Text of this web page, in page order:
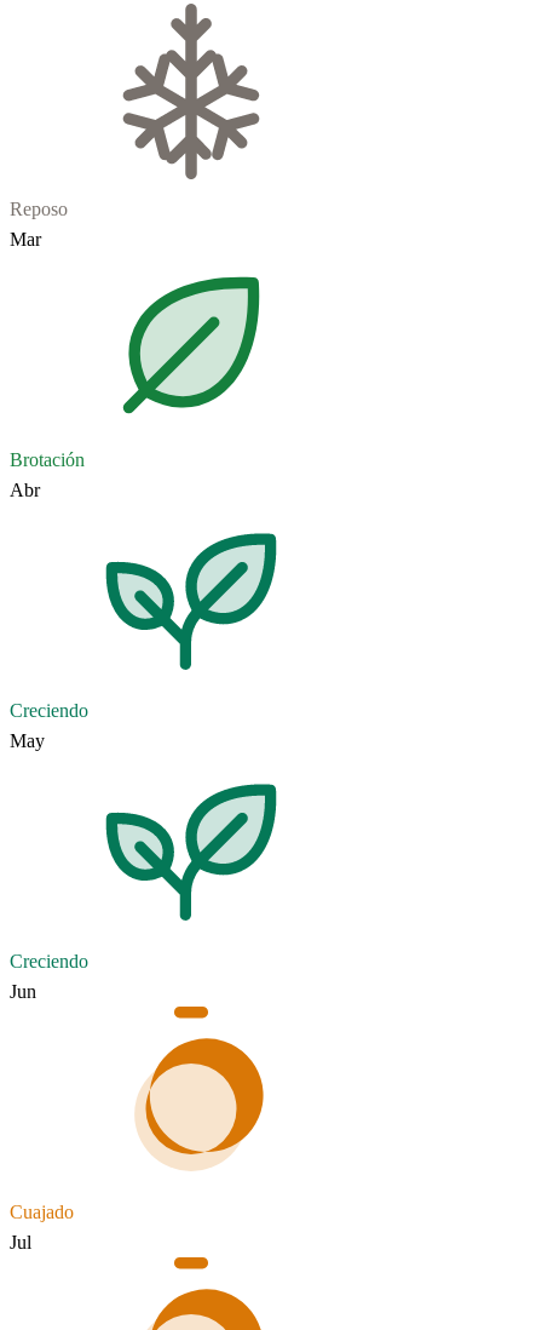
Reposo
Mar
Brotación
Abr
Creciendo
May
Creciendo
Jun
Cuajado
Jul